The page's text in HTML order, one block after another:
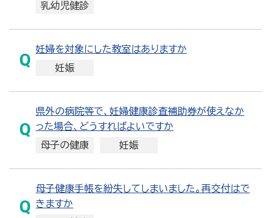
乳幼児健診
妊婦を対象にした教室はありますか
妊娠
県外の病院等で、妊婦健康診査補助券が使えなか
った場合、どうすればよいですか
母子の健康
妊娠
母子健康手帳を紛失してしまいました。再交付はで
きますか